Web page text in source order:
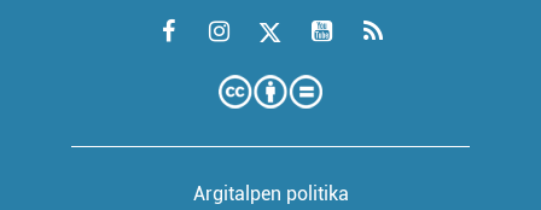
Argitalpen politika